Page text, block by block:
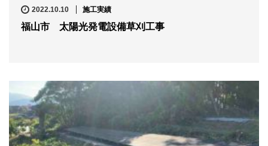
2022.10.10 施工実績
福山市 太陽光発電設備草刈工事